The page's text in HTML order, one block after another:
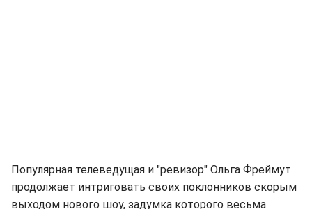
Популярная телеведущая и "ревизор" Ольга Фреймут
продолжает интриговать своих поклонников скорым
выходом нового шоу, задумка которого весьма